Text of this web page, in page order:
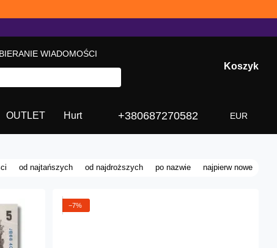
WIADOMOŚCI
Koszyk
OUTLET Hurt +380687270582 EUR
od najtańszych od najdroższych po nazwie najpierw nowe
−7%